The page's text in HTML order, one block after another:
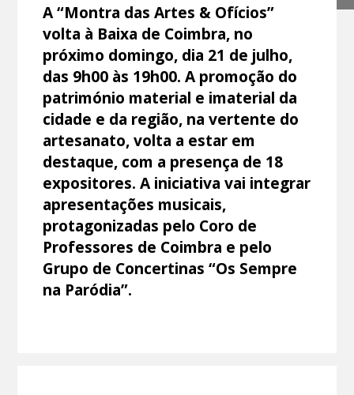
A “Montra das Artes & Ofícios”
volta à Baixa de Coimbra, no
próximo domingo, dia 21 de julho,
das 9h00 às 19h00. A promoção do
património material e imaterial da
cidade e da região, na vertente do
artesanato, volta a estar em
destaque, com a presença de 18
expositores. A iniciativa vai integrar
apresentações musicais,
protagonizadas pelo Coro de
Professores de Coimbra e pelo
Grupo de Concertinas “Os Sempre
na Paródia”.